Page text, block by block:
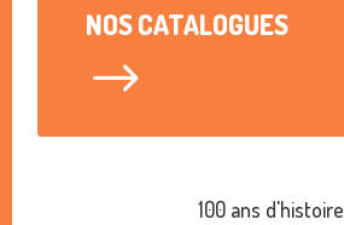
NOS CATALOGUES
$
100 ans d'histoire